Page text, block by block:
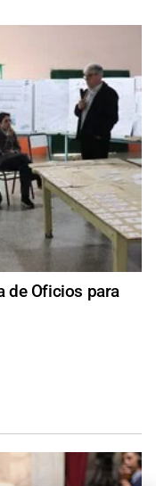
de Oficios para